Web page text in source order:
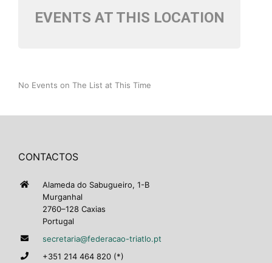
EVENTS AT THIS LOCATION
No Events on The List at This Time
CONTACTOS
Alameda do Sabugueiro, 1-B
Murganhal
2760–128 Caxias
Portugal
secretaria@federacao-triatlo.pt
+351 214 464 820 (*)